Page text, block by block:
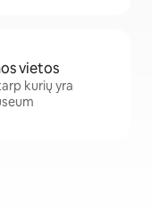
vietos
kurių yra